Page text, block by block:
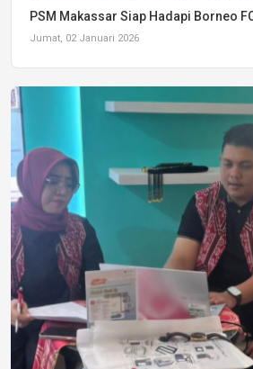
PSM Makassar Siap Hadapi Borneo
Jumat, 02 Januari 2026